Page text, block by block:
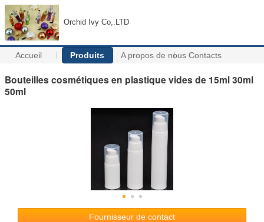
Orchid Ivy Co,.LTD
Accueil Produits A propos de nous Contacts
Bouteilles cosmétiques en plastique vides de 15ml 30ml
50ml
Fournisseur de contact